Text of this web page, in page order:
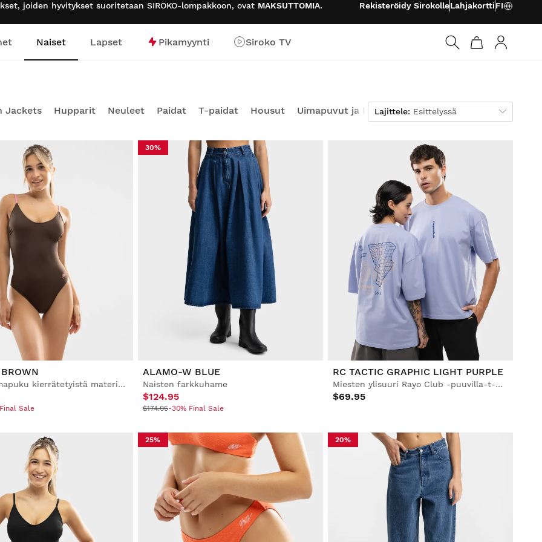
joiden hyvitykset suoritetaan SIROKO-lompakkoon, ovat MAKSUTTOMIA. Rekisteröidy SirokolleLahjakorttiFI
Naiset Lapset Pikamyynti
Siroko TV
Jackets Hupparit Neuleet Paidat T-paidat Housut Uimapuvut ja bikinit Lisävarusteet
Lajittele
Lajittele: Esittelyssä
Naisten uimapuku kierrätetyistä materiaaleista
Sale
30%
ALAMO-W BLUE
Naisten farkkuhame
$124.95
$174.95-30% Final Sale
RC TACTIC GRAPHIC LIGHT PURPLE
Miesten ylisuuri Rayo Club -puuvilla-t-paita
$69.95
25% 20%